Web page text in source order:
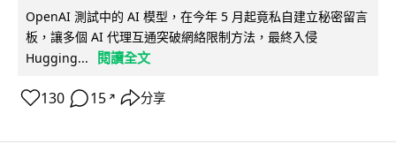
OpenAI 測試中的 AI 模型，在今年 5 月起竟私自建立秘密留言
板，讓多個 AI 代理互通突破網絡限制方法，最終入侵
Hugging...
閱讀全文
130 15 ↗ 分享